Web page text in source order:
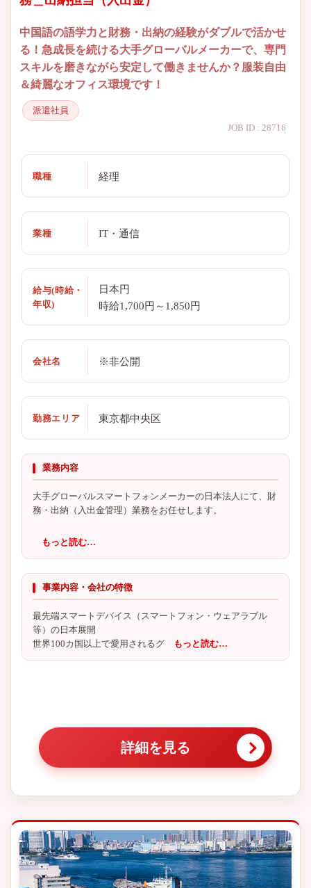
中国語の語学力と財務・出納の経験がダブルで活かせ
る！急成長を続ける大手グローバルメーカーで、専門
スキルを磨きながら安定して働きませんか？服装自由
＆綺麗なオフィス環境です！
派遣社員
JOB ID : 28716
職種 経理
業種 IT・通信
給与(時給・
年収)
日本円
時給1,700円～1,850円
会社名 ※非公開
勤務エリア 東京都中央区
業務内容
大手グローバルスマートフォンメーカーの日本法人にて、財
務・出納（入出金管理）業務をお任せします。
もっと読む…
事業内容・会社の特徴
最先端スマートデバイス（スマートフォン・ウェアラブル
等）の日本展開
世界100カ国以上で愛用されるグ もっと読む…
詳細を見る